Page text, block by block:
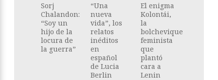
Sorj
Chalandon:
“Soy un
hijo de la
locura de
la guerra”
“Una
nueva
vida”, los
relatos
inéditos
en
español
de Lucia
Berlin
El enigma
Kolontái,
la
bolchevique
feminista
que
plantó
cara a
Lenin